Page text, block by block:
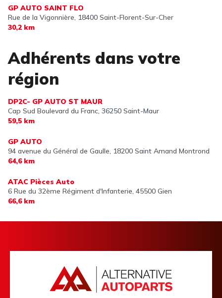
GP AUTO SAINT FLO
Rue de la Vigonnière, 18400 Saint-Florent-Sur-Cher
30,2 km
Adhérents dans votre
région
DP2C- GP AUTO ST MAUR
Cap Sud Boulevard du Franc, 36250 Saint-Maur
59,5 km
GP AUTO
94 avenue du Général de Gaulle, 18200 Saint Amand Montrond
64,6 km
ATAC Pièces Auto
6 Rue du 32ème Régiment d'Infanterie, 45500 Gien
66,6 km